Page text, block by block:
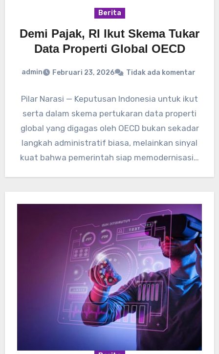
Berita
Demi Pajak, RI Ikut Skema Tukar
Data Properti Global OECD
admin Februari 23, 2026 Tidak ada komentar
Pilar Narasi — Keputusan Indonesia untuk ikut
serta dalam skema pertukaran data properti
global yang digagas oleh OECD bukan sekadar
langkah administratif biasa, melainkan sinyal
kuat bahwa pemerintah siap memodernisasi…